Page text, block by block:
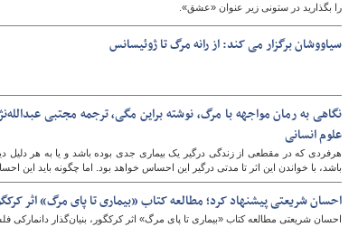
پایگاه اطلاع رسانی فرهنگ
را بگذارید در ستونی زیر عنوان «عشق».
سیاووشان برگزار می کند: از رانه مرگ تا ژوئیسانس
نگاهی به رمان مواجهه با مرگ، نوشته براین مگی، ترجمه مجتبی
علوم انسانی
هرفردی که در مقطعی از زندگی درگیر یک بیماری جدی بوده باشد و یا به هر دلیل
باشد، با خواندن این اثر تا مدتی درگیر این احساس خواهد بود. اما چگونه باید این
احسان شریعتی پیشنهاد کرد؛ مطالعه کتاب «بیماری تا پای مرگ» اثر
احسان شریعتی مطالعه کتاب «بیماری تا پای مرگ» اثر کرکگور، بنیان‌گذار دانمارکی